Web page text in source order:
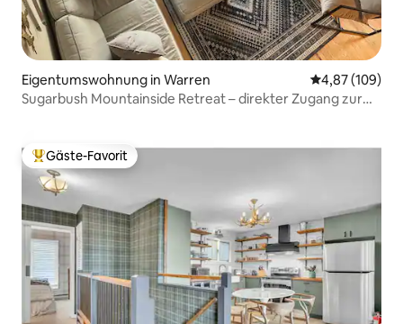
Eigentumswohnung in Warren
4,87 (109)
Sugarbush Mountainside Retreat – direkter Zugang zur
Beliebter Gäste-Favorit.
Gäste-Favorit